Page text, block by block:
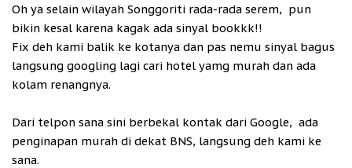
Oh ya selain wilayah Songgoriti rada-rada serem, pun
bikin kesal karena kagak ada sinyal bookkk!!
Fix deh kami balik ke kotanya dan pas nemu sinyal bagus
langsung googling lagi cari hotel yamg murah dan ada
kolam renangnya.
Dari telpon sana sini berbekal kontak dari Google, ada
penginapan murah di dekat BNS, langsung deh kami ke
sana.